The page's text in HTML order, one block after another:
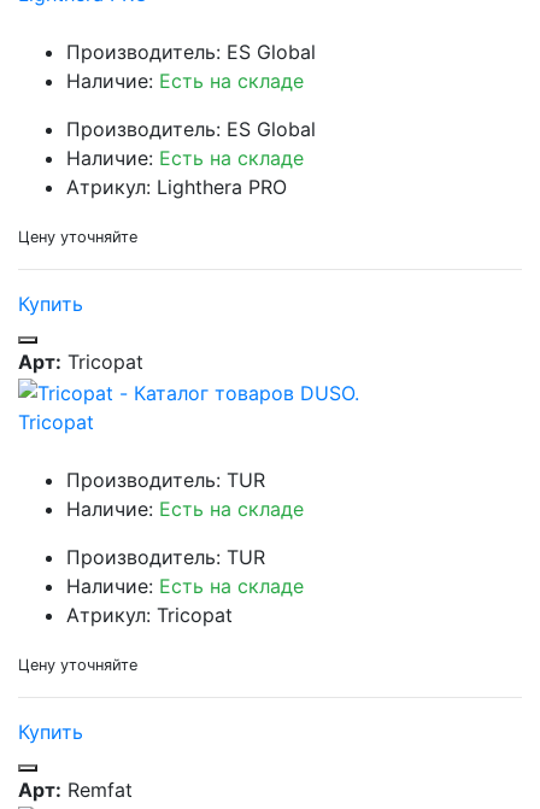
Производитель: ES Global
Наличие: Есть на складе
Производитель: ES Global
Наличие: Есть на складе
Атрикул: Lighthera PRO
Цену уточняйте
Купить
Арт: Tricopat
Tricopat
Производитель: TUR
Наличие: Есть на складе
Производитель: TUR
Наличие: Есть на складе
Атрикул: Tricopat
Цену уточняйте
Купить
Арт: Remfat